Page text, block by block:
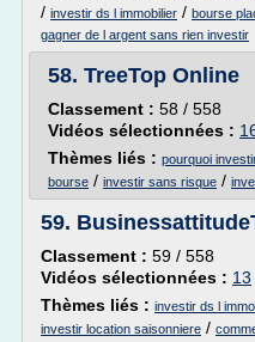
/ investir ds l immobilier / bourse
gagner de l argent sans rien investir
58. TreeTop Online
Classement : 58 / 558
Vidéos sélectionnées :
Thèmes liés : pourquoi
bourse / investir sans risque /
59.
Classement : 59 / 558
Vidéos sélectionnées : 13
Thèmes liés : investir ds l
investir location saisonniere /